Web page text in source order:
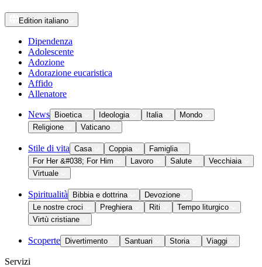
Edition italiano
Dipendenza
Adolescente
Adozione
Adorazione eucaristica
Affido
Allenatore
News Bioetica Ideologia Italia
Mondo
Religione
Vaticano
Stile di vita Casa Coppia
Famiglia
For Her &#038; For Him
Lavoro Salute
Vecchiaia
Virtuale
Spiritualità Bibbia e dottrina
Devozione
Le nostre croci
Preghiera Riti
Tempo liturgico
Virtù cristiane
Scoperte Divertimento Santuari Storia Viaggi
Servizi